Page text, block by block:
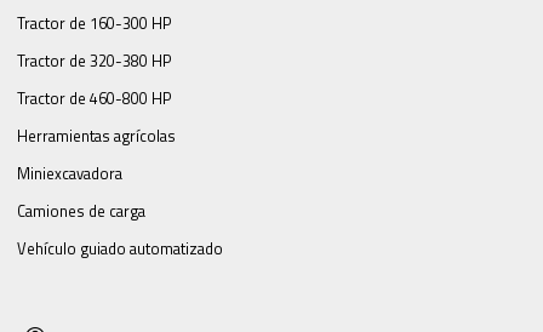
Tractor de 160-300 HP
Tractor de 320-380 HP
Tractor de 460-800 HP
Herramientas agrícolas
Miniexcavadora
Camiones de carga
Vehículo guiado automatizado